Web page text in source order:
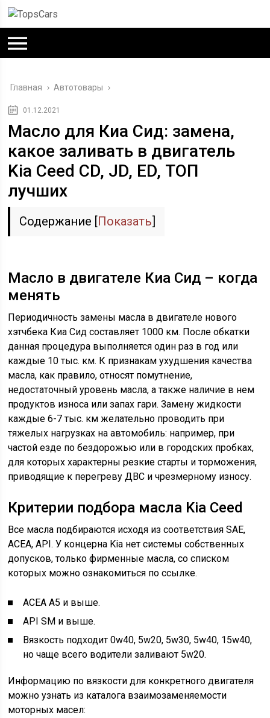
Главная › Автотовары ›
01.12.2021
Масло для Киа Сид: замена,
какое заливать в двигатель
Kia Ceed CD, JD, ED, ТОП
лучших
Содержание [Показать]
Масло в двигателе Киа Сид – когда
менять
Периодичность замены масла в двигателе нового
хэтчбека Киа Сид составляет 1000 км. После обкатки
данная процедура выполняется один раз в год или
каждые 10 тыс. км. К признакам ухудшения качества
масла, как правило, относят помутнение,
недостаточный уровень масла, а также наличие в нем
продуктов износа или запах гари. Замену жидкости
каждые 6-7 тыс. км желательно проводить при
тяжелых нагрузках на автомобиль: например, при
частой езде по бездорожью или в городских пробках,
для которых характерны резкие старты и торможения,
приводящие к перегреву ДВС и чрезмерному износу.
Критерии подбора масла Kia Ceed
Все масла подбираются исходя из соответствия SAE,
ACEA, API. У концерна Kia нет системы собственных
допусков, только фирменные масла, со списком
которых можно ознакомиться по ссылке.
ACEA A5 и выше.
API SM и выше.
Вязкость подходит 0w40, 5w20, 5w30, 5w40, 15w40,
но чаще всего водители заливают 5w20.
Информацию по вязкости для конкретного двигателя
можно узнать из каталога взаимозаменяемости
моторных масел: